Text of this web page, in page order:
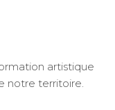
artistique
notre territoire.